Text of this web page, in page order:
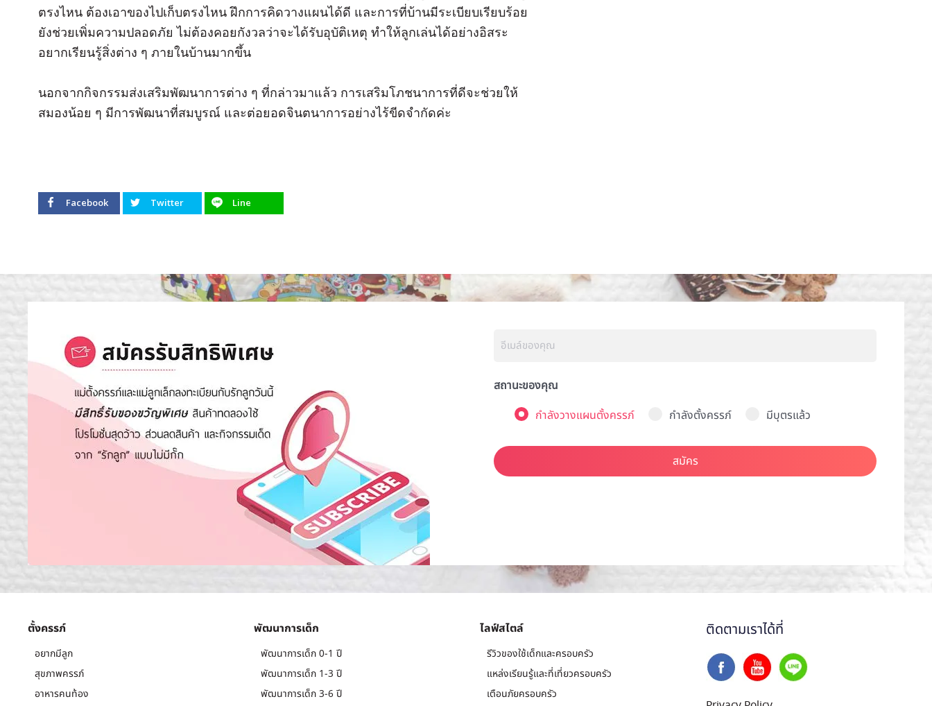
ตรงไหน ต้องเอาของไปเก็บตรงไหน ฝึกการคิดวางแผนได้ดี และการที่บ้านมีระเบียบเรียบร้อย
ยังช่วยเพิ่มความปลอดภัย ไม่ต้องคอยกังวลว่าจะได้รับอุบัติเหตุ ทำให้ลูกเล่นได้อย่างอิสระ
อยากเรียนรู้สิ่งต่าง ๆ ภายในบ้านมากขึ้น
นอกจากกิจกรรมส่งเสริมพัฒนาการต่าง ๆ ที่กล่าวมาแล้ว การเสริมโภชนาการที่ดีจะช่วยให้
สมองน้อย ๆ มีการพัฒนาที่สมบูรณ์ และต่อยอดจินตนาการอย่างไร้ขีดจำกัดค่ะ
Facebook Twitter Line
สถานะของคุณ
กำลังวางแผนตั้งครรภ์
กำลังตั้งครรภ์ มีบุตรแล้ว
สมัคร
ตั้งครรภ์
อยากมีลูก
สุขภาพครรภ์
อาหารคนท้อง
พัฒนาการเด็ก
พัฒนาการเด็ก 0-1 ปี
พัฒนาการเด็ก 1-3 ปี
พัฒนาการเด็ก 3-6 ปี
ไลฟ์สไตล์
รีวิวของใช้เด็กและครอบครัว
แหล่งเรียนรู้และที่เที่ยวครอบครัว
เตือนภัยครอบครัว
ติดตามเราได้ที่